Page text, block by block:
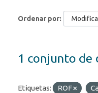
Ordenar por
1 conjunto de
Etiquetas: ROF